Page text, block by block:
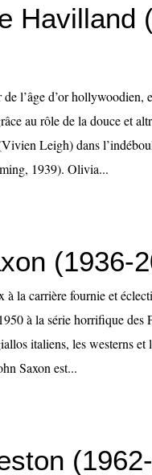
Havilland
l’âge d’or hollywoodien,
au rôle de la douce et
Leigh) dans
1939). Olivia...
(1936-
à la carrière fournie et
à la série horrifique des
italiens, les westerns
Saxon est...